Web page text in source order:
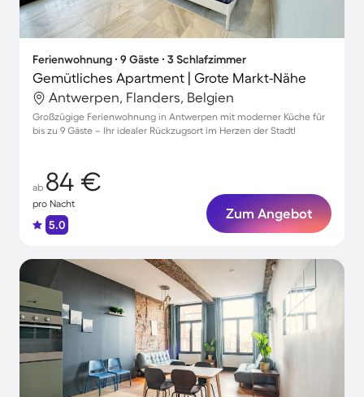
Ferienwohnung ∙ 9 Gäste ∙ 3 Schlafzimmer
Gemütliches Apartment | Grote Markt-Nähe
Antwerpen, Flanders, Belgien
Großzügige Ferienwohnung in Antwerpen mit moderner Küche für
bis zu 9 Gäste – Ihr idealer Rückzugsort im Herzen der Stadt!
ab 84 €
pro Nacht
5.0
Zum Angebot